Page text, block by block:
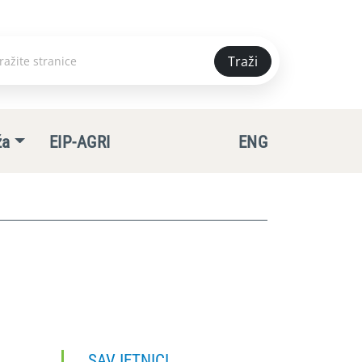
Traži
EIP-AGRI ENG